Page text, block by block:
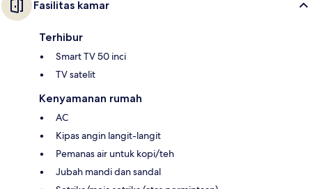
Fasilitas kamar
Terhibur
Smart TV 50 inci
TV satelit
Kenyamanan rumah
AC
Kipas angin langit-langit
Pemanas air untuk kopi/teh
Jubah mandi dan sandal